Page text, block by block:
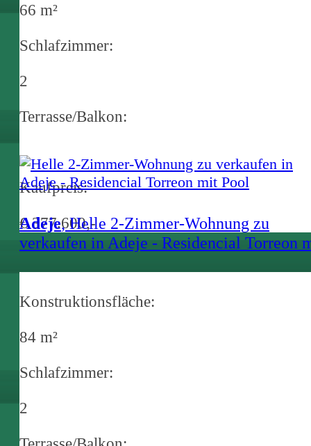
66 m²
Schlafzimmer:
2
Terrasse/Balkon:
Kaufpreis:
€ 377.600,-
Adeje, Helle 2-Zimmer-Wohnung zu
verkaufen in Adeje - Residencial Torreon
Konstruktionsfläche:
84 m²
Schlafzimmer:
2